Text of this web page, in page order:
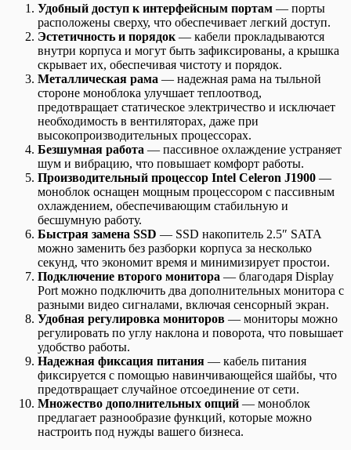
Удобный доступ к интерфейсным портам — порты
расположены сверху, что обеспечивает легкий доступ.
Эстетичность и порядок — кабели прокладываются
внутри корпуса и могут быть зафиксированы, а крышка
скрывает их, обеспечивая чистоту и порядок.
Металлическая рама — надежная рама на тыльной
стороне моноблока улучшает теплоотвод,
предотвращает статическое электричество и исключает
необходимость в вентиляторах, даже при
высокопроизводительных процессорах.
Безшумная работа — пассивное охлаждение устраняет
шум и вибрацию, что повышает комфорт работы.
Производительный процессор Intel Celeron J1900 —
моноблок оснащен мощным процессором с пассивным
охлаждением, обеспечивающим стабильную и
бесшумную работу.
Быстрая замена SSD — SSD накопитель 2.5″ SATA
можно заменить без разборки корпуса за несколько
секунд, что экономит время и минимизирует простои.
Подключение второго монитора — благодаря Display
Port можно подключить два дополнительных монитора с
разными видео сигналами, включая сенсорный экран.
Удобная регулировка мониторов — мониторы можно
регулировать по углу наклона и поворота, что повышает
удобство работы.
Надежная фиксация питания — кабель питания
фиксируется с помощью навинчивающейся шайбы, что
предотвращает случайное отсоединение от сети.
Множество дополнительных опций — моноблок
предлагает разнообразие функций, которые можно
настроить под нужды вашего бизнеса.